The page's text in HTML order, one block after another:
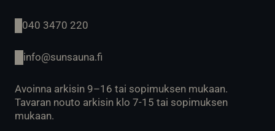
040 3470 220
info@sunsauna.fi
Avoinna arkisin 9–16 tai sopimuksen mukaan.
Tavaran nouto arkisin klo 7-15 tai sopimuksen
mukaan.